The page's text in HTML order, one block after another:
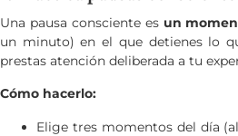
Una pausa consciente es un
un minuto) en el que detienes lo
prestas atención deliberada a tu
Cómo hacerlo:
Elige tres momentos del día